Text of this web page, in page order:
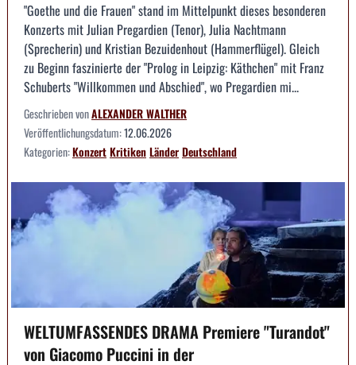
"Goethe und die Frauen" stand im Mittelpunkt dieses besonderen
Konzerts mit Julian Pregardien (Tenor), Julia Nachtmann
(Sprecherin) und Kristian Bezuidenhout (Hammerflügel). Gleich
zu Beginn faszinierte der "Prolog in Leipzig: Käthchen" mit Franz
Schuberts "Willkommen und Abschied", wo Pregardien mi...
Geschrieben vonALEXANDER WALTHER
Veröffentlichungsdatum:12.06.2026
Kategorien:KonzertKritikenLänderDeutschland
WELTUMFASSENDES DRAMA Premiere "Turandot"
von Giacomo Puccini in der